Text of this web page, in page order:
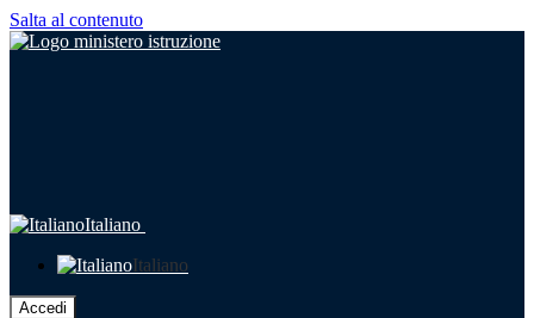
Salta al contenuto
Italiano
Italiano
Accedi